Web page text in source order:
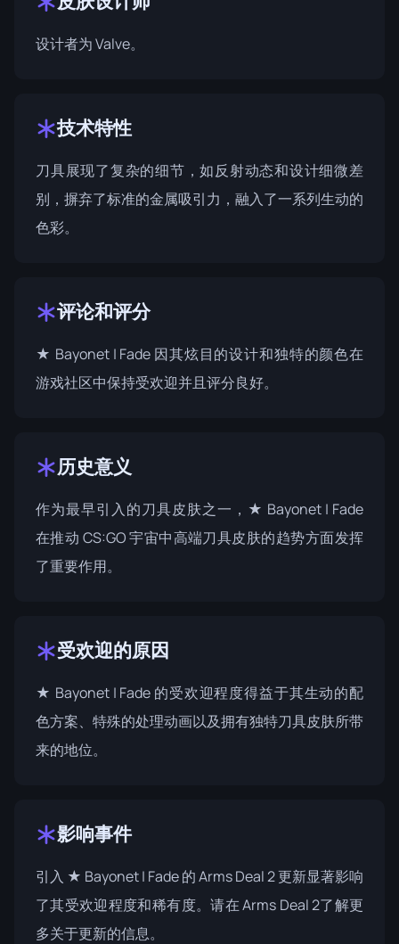
设计者为Valve。
技术特性
刀具展现了复杂的细节，如反射动态和设计细微差
别，摒弃了标准的金属吸引力，融入了一系列生动的
色彩。
评论和评分
★ Bayonet | Fade 因其炫目的设计和独特的颜色在
游戏社区中保持受欢迎并且评分良好。
历史意义
作为最早引入的刀具皮肤之一，★ Bayonet | Fade
在推动 CS:GO 宇宙中高端刀具皮肤的趋势方面发挥
了重要作用。
受欢迎的原因
★ Bayonet | Fade 的受欢迎程度得益于其生动的配
色方案、特殊的处理动画以及拥有独特刀具皮肤所带
来的地位。
影响事件
引入 ★ Bayonet | Fade 的 Arms Deal 2 更新显著影响
了其受欢迎程度和稀有度。请在Arms Deal 2了解更
多关于更新的信息。